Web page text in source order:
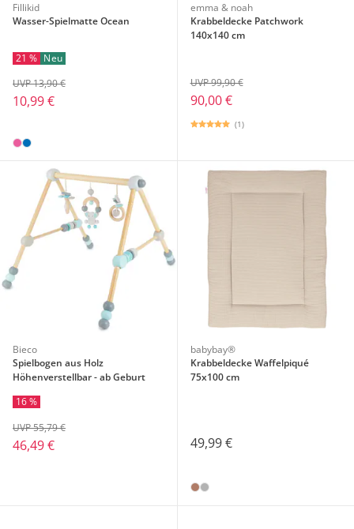
Fillikid
Wasser-Spielmatte Ocean
21 % Neu
10,99 €
UVP 13,90 €
emma & noah
Krabbeldecke Patchwork
140x140 cm
90,00 €
UVP 99,90 €
(1)
Bieco
Spielbogen aus Holz
Höhenverstellbar - ab Geburt
16 %
46,49 €
UVP 55,79 €
babybay®
Krabbeldecke Waffelpiqué
75x100 cm
49,99 €